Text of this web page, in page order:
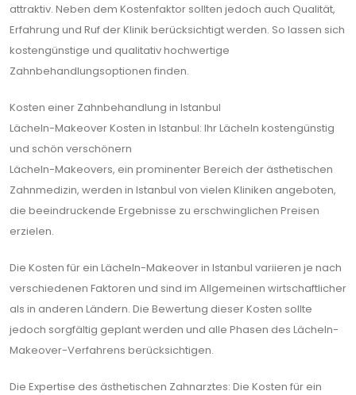
attraktiv. Neben dem Kostenfaktor sollten jedoch auch Qualität,
Erfahrung und Ruf der Klinik berücksichtigt werden. So lassen sich
kostengünstige und qualitativ hochwertige
Zahnbehandlungsoptionen finden.
Kosten einer Zahnbehandlung in Istanbul
Lächeln-Makeover Kosten in Istanbul: Ihr Lächeln kostengünstig
und schön verschönern
Lächeln-Makeovers, ein prominenter Bereich der ästhetischen
Zahnmedizin, werden in Istanbul von vielen Kliniken angeboten,
die beeindruckende Ergebnisse zu erschwinglichen Preisen
erzielen.
Die Kosten für ein Lächeln-Makeover in Istanbul variieren je nach
verschiedenen Faktoren und sind im Allgemeinen wirtschaftlicher
als in anderen Ländern. Die Bewertung dieser Kosten sollte
jedoch sorgfältig geplant werden und alle Phasen des Lächeln-
Makeover-Verfahrens berücksichtigen.
Die Expertise des ästhetischen Zahnarztes: Die Kosten für ein